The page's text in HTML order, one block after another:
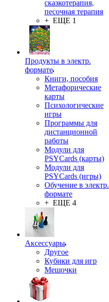
сказкотерапия,
песочная терапия
+ ЕЩЕ 1
Продукты в электр.
формате
Книги, пособия
Метафорические
карты
Психологические
игры
Программы для
дистанционной
работы
Модули для
PSYCards (карты)
Модули для
PSYCards (игры)
Обучение в электр.
формате
+ ЕЩЕ 4
Аксессуары
Другое
Кубики для игр
Мешочки